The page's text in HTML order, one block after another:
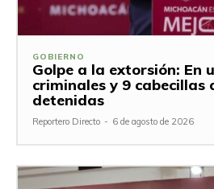
GOBIERNO
Golpe a la extorsión: En
criminales y 9 cabecillas
detenidas
Reportero Directo - 6 de agosto de 2026